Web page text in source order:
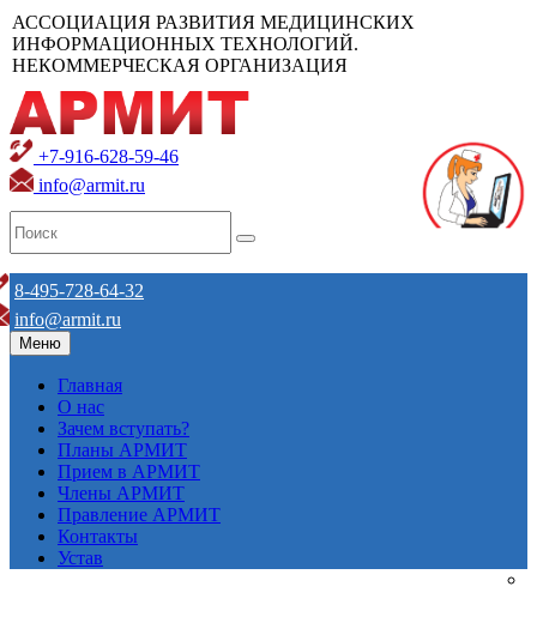
АССОЦИАЦИЯ РАЗВИТИЯ МЕДИЦИНСКИХ
ИНФОРМАЦИОННЫХ ТЕХНОЛОГИЙ.
НЕКОММЕРЧЕСКАЯ ОРГАНИЗАЦИЯ
+7-916-628-59-46
info@armit.ru
8-495-728-64-32
info@armit.ru
Меню
Главная
О нас
Зачем вступать?
Планы АРМИТ
Прием в АРМИТ
Члены АРМИТ
Правление АРМИТ
Контакты
Устав